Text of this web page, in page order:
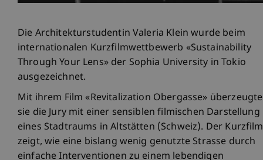
Die Architekturstudentin Valeria Klein wurde beim
internationalen Kurzfilmwettbewerb «Sustainability
Through Your Lens» der Sophia University in Tokio
ausgezeichnet.
Mit ihrem Film «Revitalization Obergasse» überzeugte
sie die Jury mit einer sensiblen filmischen Darstellung
eines Stadtraums in Altstätten (Schweiz). Der Kurzfilm
zeigt, wie eine bislang wenig genutzte Strasse durch
einfache Interventionen zu einem lebendigen